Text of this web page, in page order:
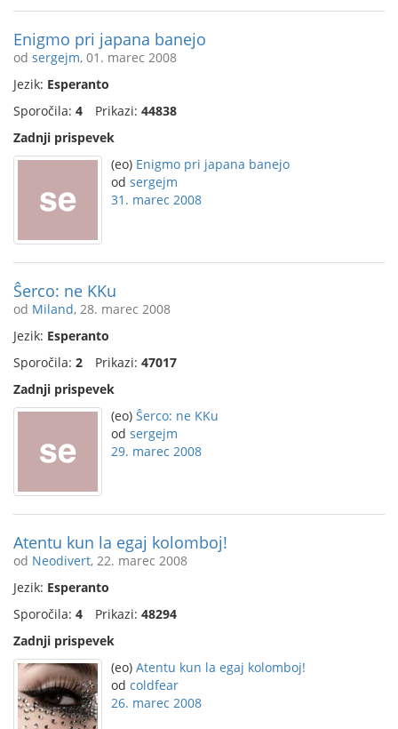
Enigmo pri japana banejo
od sergejm, 01. marec 2008
Jezik: Esperanto
Sporočila: 4 Prikazi: 44838
Zadnji prispevek
(eo) Enigmo pri japana banejo
od sergejm
31. marec 2008
Ŝerco: ne KKu
od Miland, 28. marec 2008
Jezik: Esperanto
Sporočila: 2 Prikazi: 47017
Zadnji prispevek
(eo) Ŝerco: ne KKu
od sergejm
29. marec 2008
Atentu kun la egaj kolomboj!
od Neodivert, 22. marec 2008
Jezik: Esperanto
Sporočila: 4 Prikazi: 48294
Zadnji prispevek
(eo) Atentu kun la egaj kolomboj!
od coldfear
26. marec 2008